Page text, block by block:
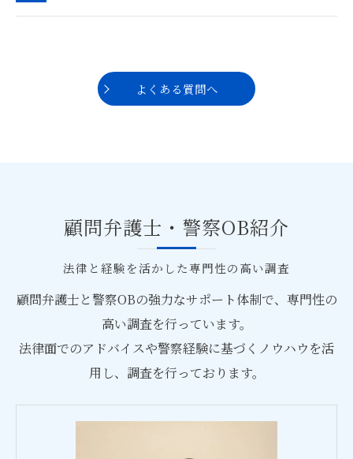
よくある質問へ
顧問弁護士・警察OB紹介
法律と経験を活かした専門性の高い調査
顧問弁護士と警察OBの強力なサポート体制で、専門性の
高い調査を行っています。
法律面でのアドバイスや警察経験に基づくノウハウを活
用し、調査を行っております。